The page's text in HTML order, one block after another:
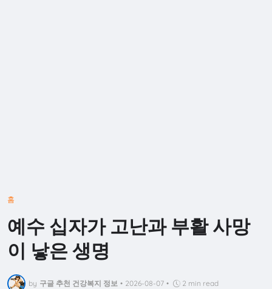
홈
예수 십자가 고난과 부활 사망
이 낳은 생명
by 구글 추천 건강복지 정보 • 2026-08-07 • 2 min read